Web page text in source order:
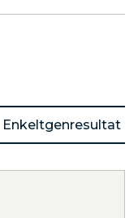
Enkeltgenresultat